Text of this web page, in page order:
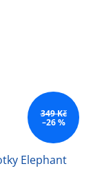
349 Kč
–26 %
Elephant